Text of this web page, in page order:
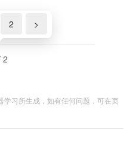
2 >
2
习所生成，如有任何问题，可在页